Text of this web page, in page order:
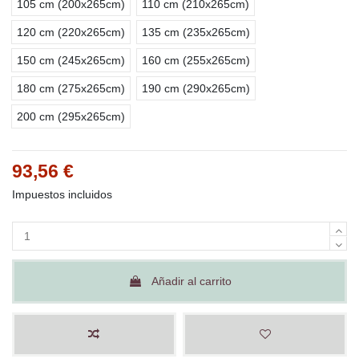
105 cm (200x265cm) 110 cm (210x265cm)
120 cm (220x265cm) 135 cm (235x265cm)
150 cm (245x265cm) 160 cm (255x265cm)
180 cm (275x265cm) 190 cm (290x265cm)
200 cm (295x265cm)
93,56 €
Impuestos incluidos
Añadir al carrito